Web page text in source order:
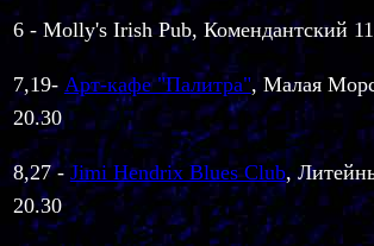
6 - Molly's Irish Pub, Комендантский
7,19- Арт-кафе "Палитра", Малая
20.30
8,27 - Jimi Hendrix Blues Club,
20.30